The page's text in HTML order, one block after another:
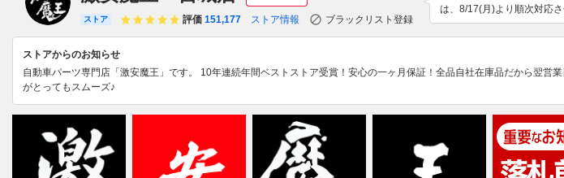
ストア 評価 151,177 ストア情報 ブラックリスト登録
は、8/17(月)より順次
✮⋰ ⋱♱⋰♱⋰ ⋱✮⋰
★*゜*ヤフオク14年連続ベ
国産車から輸入車まで豊富
・買取保証
・試し買いサービス
ストアからのお知らせ
自動車パーツ専門店「激安魔王」です。 10年連続年間ベストストア受賞！安心の一ヶ月保証！全品自社在庫品だから翌
がとってもスムーズ♪